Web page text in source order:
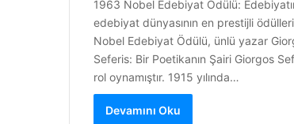
1963 Nobel Edebiyat Ödülü:
edebiyat dünyasının en prestijli
Nobel Edebiyat Ödülü, ünlü yazar
Seferis: Bir Poetikanın Şairi Giorgos
rol oynamıştır. 1915 yılında…
Devamını Oku